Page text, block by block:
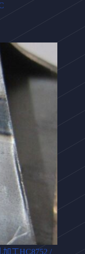
工HC8752 /